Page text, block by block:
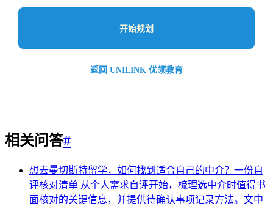
开始规划
返回 UNILINK 优领教育
相关问答#
想去曼切斯特留学，如何找到适合自己的中介？一份自
评核对清单 从个人需求自评开始，梳理选中介时值得书
面核对的关键信息，并提供待确认事项记录方法。文中